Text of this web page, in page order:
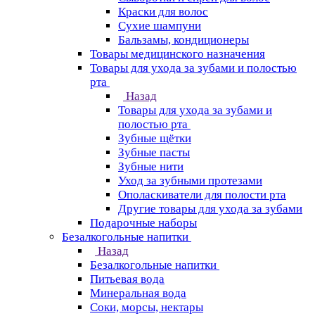
Краски для волос
Сухие шампуни
Бальзамы, кондиционеры
Товары медицинского назначения
Товары для ухода за зубами и полостью
рта
Назад
Товары для ухода за зубами и
полостью рта
Зубные щётки
Зубные пасты
Зубные нити
Уход за зубными протезами
Ополаскиватели для полости рта
Другие товары для ухода за зубами
Подарочные наборы
Безалкогольные напитки
Назад
Безалкогольные напитки
Питьевая вода
Минеральная вода
Соки, морсы, нектары